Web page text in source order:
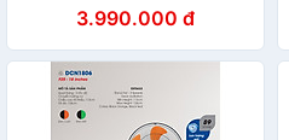
3.990.000 đ